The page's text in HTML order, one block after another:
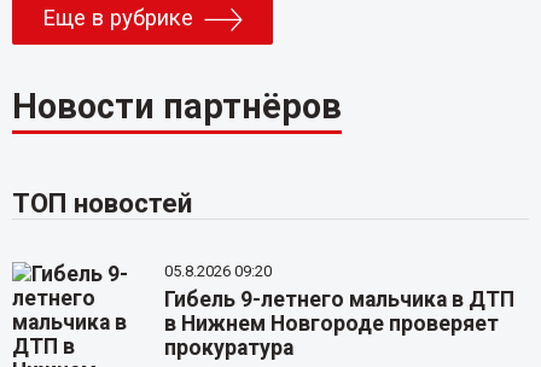
Еще в рубрике
Новости партнёров
ТОП новостей
05.8.2026 09:20
Гибель 9-летнего мальчика в ДТП
в Нижнем Новгороде проверяет
прокуратура